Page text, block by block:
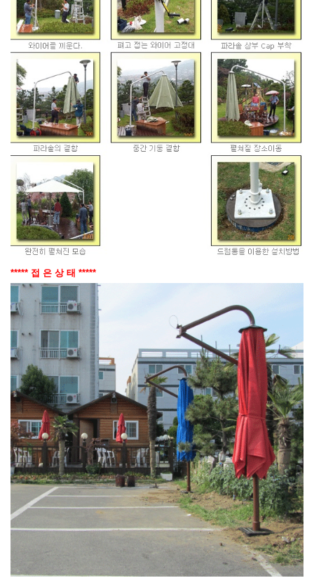
***** 접 은 상 태 *****